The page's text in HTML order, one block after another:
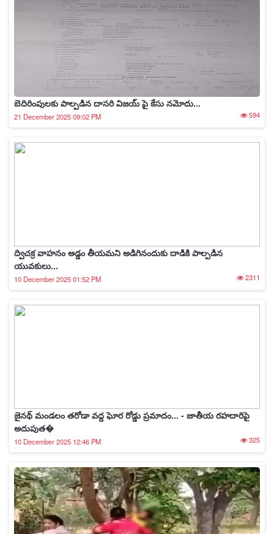
బెదిరింపులకు పాల్పడిన దాసరి విజయ్ పై కేసు నమోదు...
21 December 2025 09:02 PM 594
ద్విచక్ర వాహనం అడ్డం తీయమని అడిగినందుకు దాడికి పాల్పడిన
యువకులు...
10 December 2025 01:52 PM 2311
జైనథ్ మండలం తరోడా వద్ద ఘోర రోడ్డు ప్రమాదం... - జాతీయ రహదారిపై
అదుపుత�
10 December 2025 12:46 PM 325